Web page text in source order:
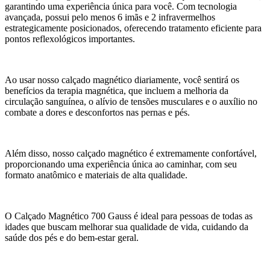
garantindo uma experiência única para você. Com tecnologia
avançada, possui pelo menos 6 imãs e 2 infravermelhos
estrategicamente posicionados, oferecendo tratamento eficiente para
pontos reflexológicos importantes.
Ao usar nosso calçado magnético diariamente, você sentirá os
benefícios da terapia magnética, que incluem a melhoria da
circulação sanguínea, o alívio de tensões musculares e o auxílio no
combate a dores e desconfortos nas pernas e pés.
Além disso, nosso calçado magnético é extremamente confortável,
proporcionando uma experiência única ao caminhar, com seu
formato anatômico e materiais de alta qualidade.
O Calçado Magnético 700 Gauss é ideal para pessoas de todas as
idades que buscam melhorar sua qualidade de vida, cuidando da
saúde dos pés e do bem-estar geral.